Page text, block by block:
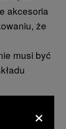
akcesoria
że
musi być
zasady
×